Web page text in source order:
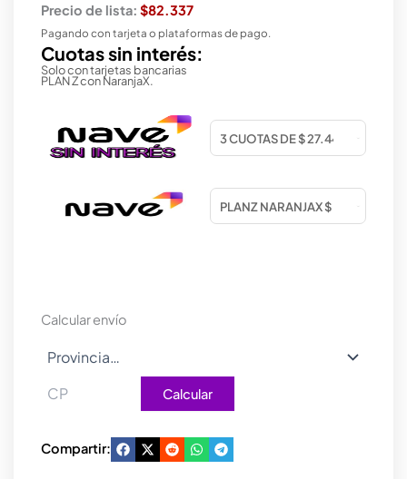
Precio de lista: $82.337
Pagando con tarjeta o plataformas de pago.
Cuotas sin interés:
Solo con tarjetas bancarias
PLAN Z con NaranjaX.
Calcular envío
Calcular
Compartir: